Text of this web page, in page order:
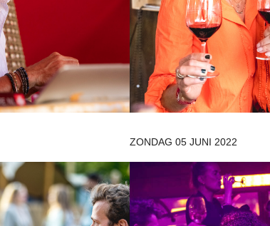
ZONDAG 05 JUNI 2022